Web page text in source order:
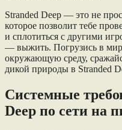
Stranded Deep — это не
которое позволит тебе
и сплотиться с другими
— выжить. Погрузись в
окружающую среду,
дикой природы в Stranded
Системные
Deep по сети на